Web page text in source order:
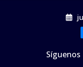
Síguenos